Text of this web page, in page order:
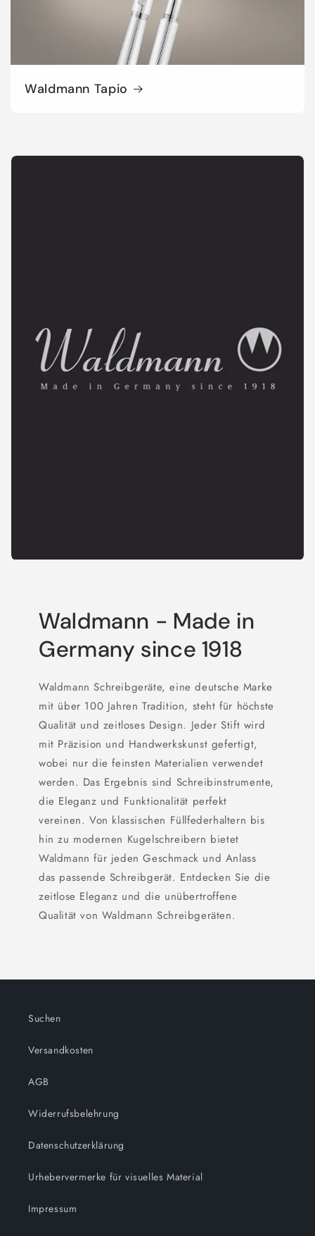
Waldmann Tapio
Waldmann - Made in
Germany since 1918
Waldmann Schreibgeräte, eine deutsche Marke
mit über 100 Jahren Tradition, steht für höchste
Qualität und zeitloses Design. Jeder Stift wird
mit Präzision und Handwerkskunst gefertigt,
wobei nur die feinsten Materialien verwendet
werden. Das Ergebnis sind Schreibinstrumente,
die Eleganz und Funktionalität perfekt
vereinen. Von klassischen Füllfederhaltern bis
hin zu modernen Kugelschreibern bietet
Waldmann für jeden Geschmack und Anlass
das passende Schreibgerät. Entdecken Sie die
zeitlose Eleganz und die unübertroffene
Qualität von Waldmann Schreibgeräten.
Suchen
Versandkosten
AGB
Widerrufsbelehrung
Datenschutzerklärung
Urhebervermerke für visuelles Material
Impressum